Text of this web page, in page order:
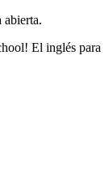
abierta.
El inglés para